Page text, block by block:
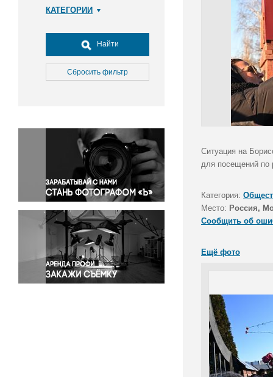
КАТЕГОРИИ
Досуг, туризм и отдых
Культура
Медицина
Окружающая среда
Политика
Правосудие
Происшествия и конфликты
Религия
Светская жизнь
Спорт
Экология
Экономика и бизнес
Найти
Сбросить фильтр
Ситуация на
для посещений по
Категория:
Место: Россия,
Сообщить об
Ещё фото